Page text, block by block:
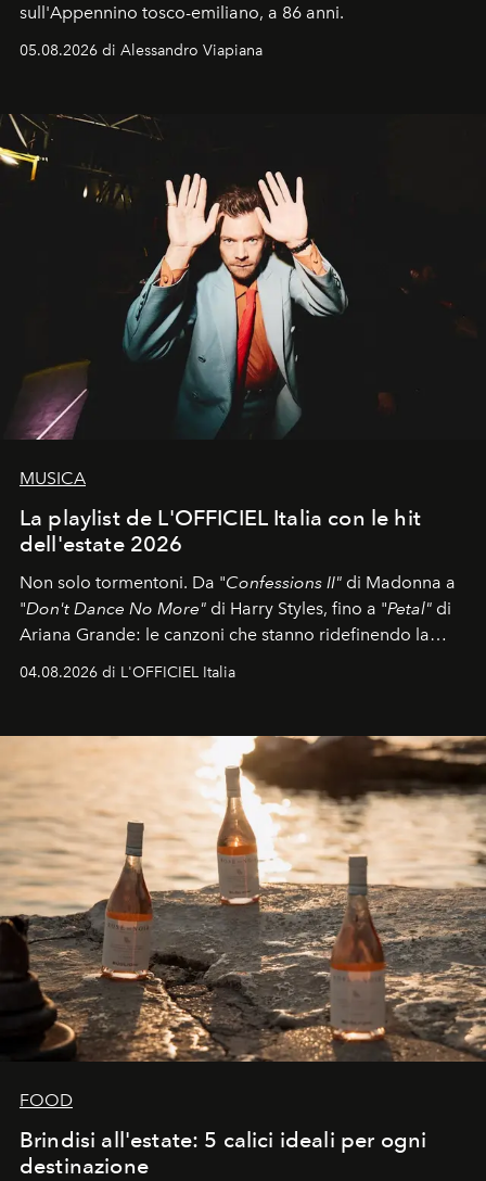
sull'Appennino tosco-emiliano, a 86 anni.
05.08.2026 di Alessandro Viapiana
MUSICA
La playlist de L'OFFICIEL Italia con le hit
dell'estate 2026
Non solo tormentoni. Da "Confessions II" di Madonna a
"Don't Dance No More" di Harry Styles, fino a "Petal" di
Ariana Grande: le canzoni che stanno ridefinendo la
colonna sonora della stagione.
04.08.2026 di L'OFFICIEL Italia
FOOD
Brindisi all'estate: 5 calici ideali per ogni
destinazione